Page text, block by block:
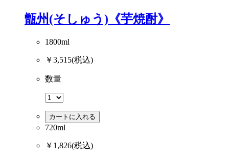
甑州(そしゅう)《芋焼酎》
1800ml
￥3,515(税込)
数量
カートに入れる
720ml
￥1,826(税込)